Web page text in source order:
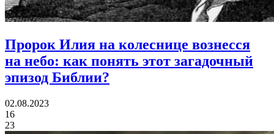
Пророк Илия на колеснице вознесся
на небо: как понять этот загадочный
эпизод Библии?
02.08.2023
16
23